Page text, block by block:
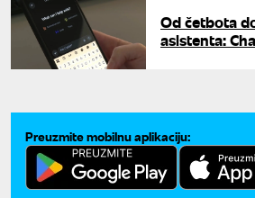
Od četbota
asistenta:
Preuzmite mobilnu aplikaciju: